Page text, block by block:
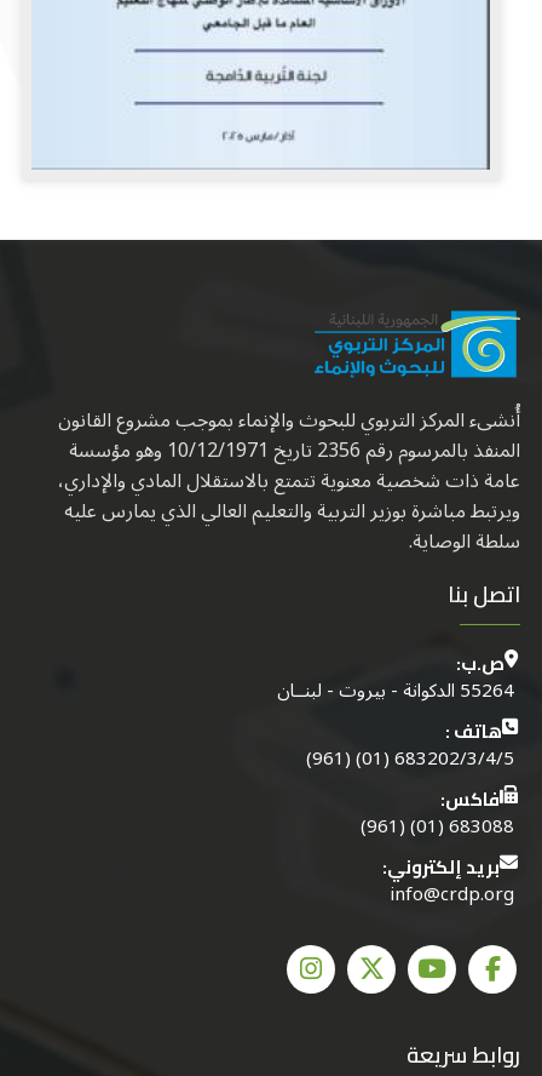
أُنشىء المركز التربوي للبحوث والإنماء بموجب مشروع القانون
المنفذ بالمرسوم رقم 2356 تاريخ 10/12/1971 وهو مؤسسة
عامة ذات شخصية معنوية تتمتع بالاستقلال المادي والإداري،
ويرتبط مباشرة بوزير التربية والتعليم العالي الذي يمارس عليه
سلطة الوصاية.
اتصل بنا
ص.ب:
55264 الدكوانة - بيروت - لبنــان
هاتف :
683202/3/4/5 (01) (961)
فاكس:
683088 (01) (961)
بريد إلكتروني:
info@crdp.org
روابط سريعة